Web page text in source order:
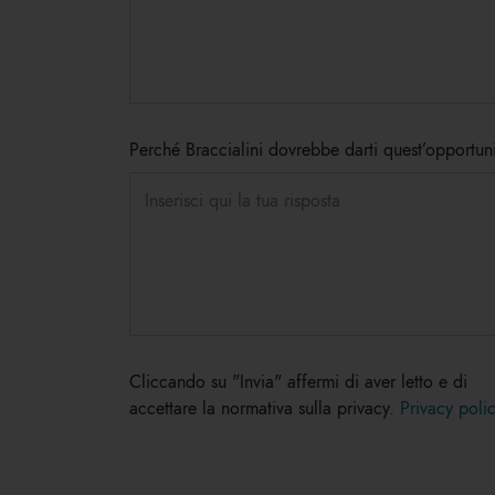
Perché Braccialini dovrebbe darti
Cliccando su "Invia" affermi di aver letto e di
accettare la normativa sulla privacy. Privacy